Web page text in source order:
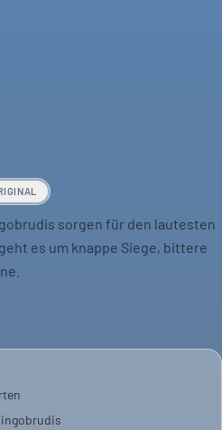
sorgen für den lautesten
es um knappe Siege, bittere
knapp daneben. Spaß ist
neue Leute